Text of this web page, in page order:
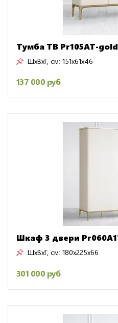
Тумба ТВ Pr105AT-
ШxВxГ, см: 151x61x46
137 000 руб
Шкаф 3 двери
ШxВxГ, см: 180x225x66
301 000 руб